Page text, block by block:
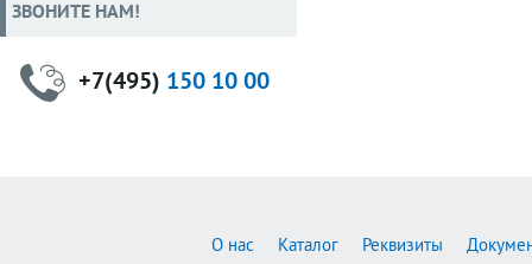
ЗВОНИТЕ НАМ!
+7(495) 150 10 00
О нас Каталог Реквизиты